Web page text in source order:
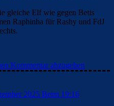
gleiche Elf wie gegen Betis
Raphinha für Rashy und FdJ
Kommentar abzugeben
2025 Beim 19:16